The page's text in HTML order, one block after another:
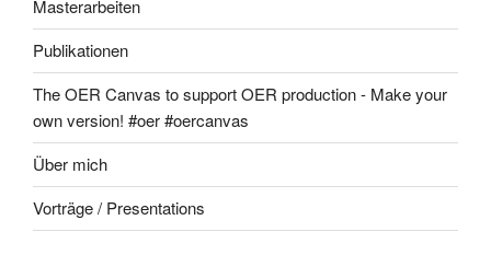
Masterarbeiten
Publikationen
The OER Canvas to support OER production - Make your
own version! #oer #oercanvas
Über mich
Vorträge / Presentations